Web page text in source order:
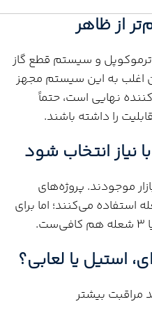
و سیستم قطع گاز
اغلب به این سیستم مجهز
نهایی است، حتماً
را داشته باشند.
تا ۵ شعله در بازار موجودند. پروژه‌های
اغلب از مدل‌های ۵ شعله استفاده می‌کنند؛ اما برای
مراقبت بیشتر